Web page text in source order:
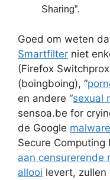
Sharing”.
Goed om weten
Smartfilter niet
(Firefox
(boingboing), “
en andere “sexual
sensoa.be for
de Google malware
Secure
aan censurerende
allooi levert, zullen